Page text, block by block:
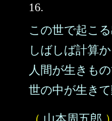
16.
この世で起こ
しばしば計算
人間が生きもの
世の中が生き